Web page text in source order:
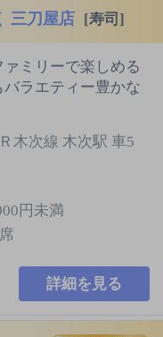
三刀屋店 [寿司]
ァミリーで楽しめる
ラエティー豊かな
Ｒ木次線 木次駅 車5
円未満
詳細を見る